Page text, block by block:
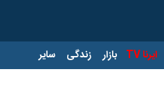
ایرنا TV بازار زندگی سایر